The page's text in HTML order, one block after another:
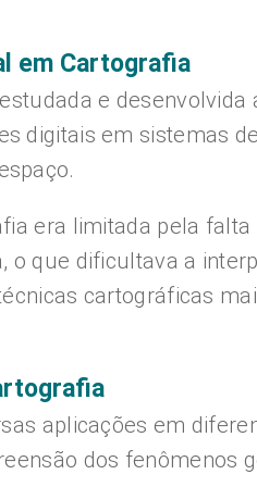
em Cartografia
e
digitais em sistemas
era limitada pela
que dificultava a
cartográficas
aplicações em
dos fenômenos